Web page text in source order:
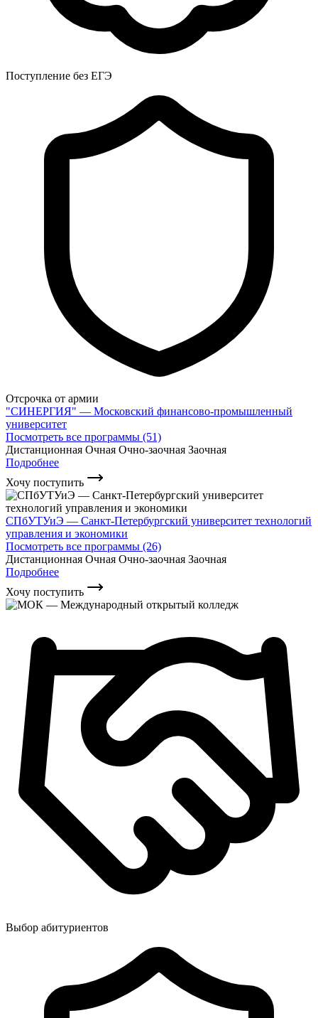
Поступление без ЕГЭ
Отсрочка от армии
"СИНЕРГИЯ" — Московский финансово-промышленный
университет
Посмотреть все программы (51)
Дистанционная Очная Очно-заочная Заочная
Подробнее
Хочу поступить
СПбУТУиЭ — Санкт-Петербургский университет технологий
управления и экономики
Посмотреть все программы (26)
Дистанционная Очная Очно-заочная Заочная
Подробнее
Хочу поступить
Выбор абитуриентов